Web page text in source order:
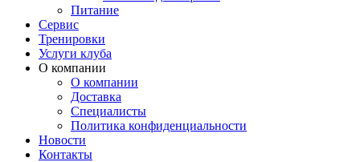
Питание
Сервис
Тренировки
Услуги клуба
О компании
О компании
Доставка
Специалисты
Политика конфиденциальности
Новости
Контакты